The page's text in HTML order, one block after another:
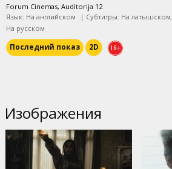
Forum Cinemas, Auditorija 12
Язык: На английском
| Субтитры: На латышском,
На русском
Последний показ 2D
Изображения